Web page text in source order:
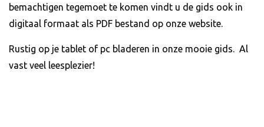
bemachtigen tegemoet te komen vindt u de gids ook in
digitaal formaat als PDF bestand op onze website.
Rustig op je tablet of pc bladeren in onze mooie gids. Al
vast veel leesplezier!